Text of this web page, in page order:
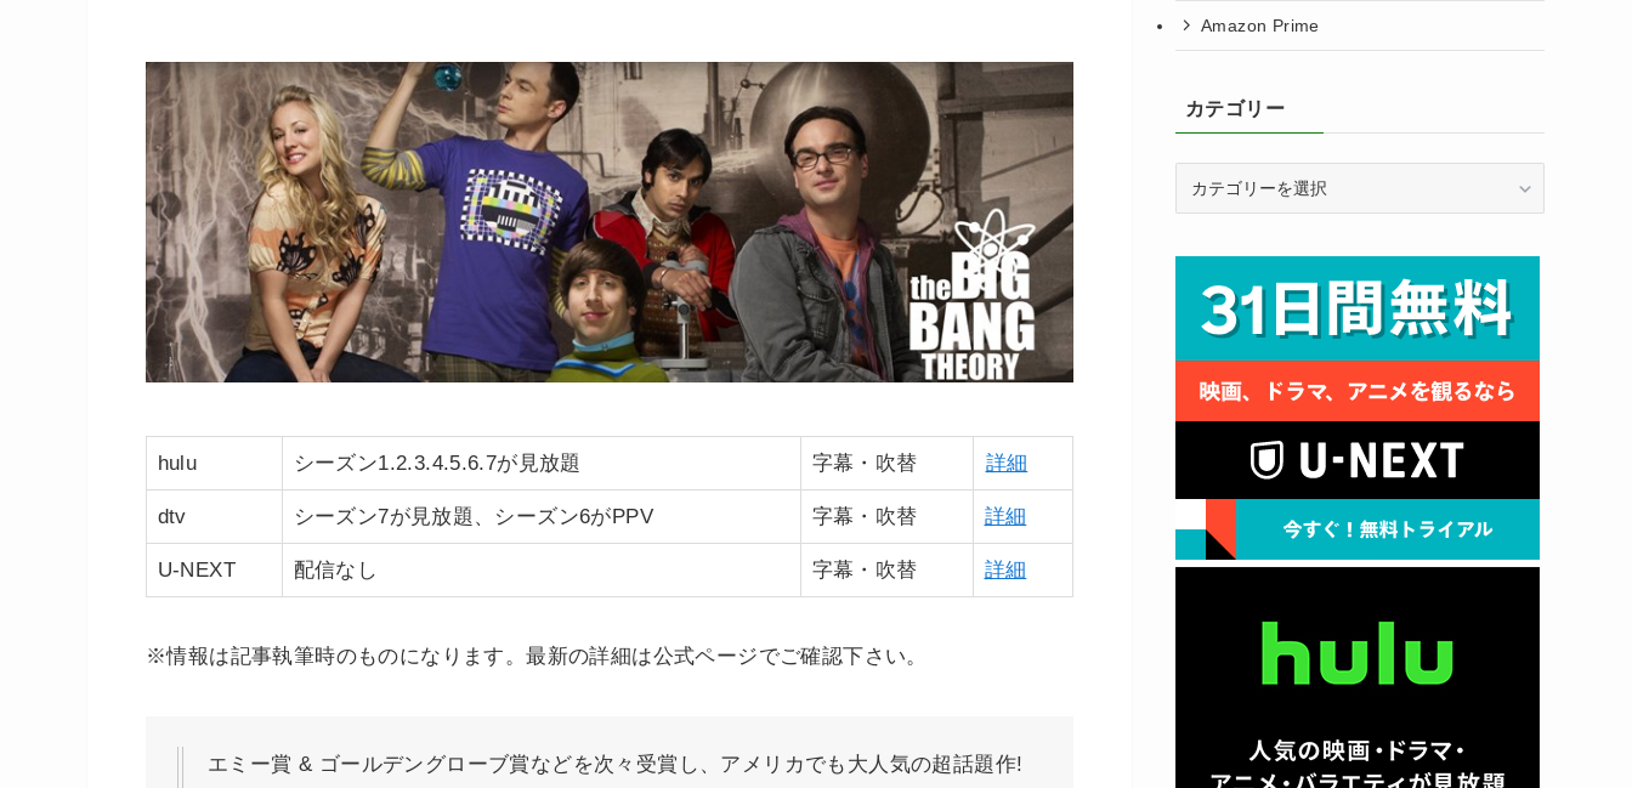
hulu シーズン1.2.3.4.5.6.7が見放題 字幕・吹替 詳細
dtv シーズン7が見放題、シーズン6がPPV 字幕・吹替 詳細
U-NEXT 配信なし 字幕・吹替 詳細
※情報は記事執筆時のものになります。最新の詳細は公式ページでご確認下さい。
エミー賞 & ゴールデングローブ賞などを次々受賞し、アメリカでも大人気の超話題作!
Amazon Prime
カテゴリー
リ